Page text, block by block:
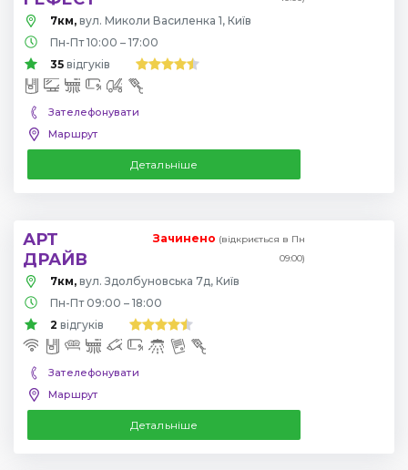
7км, вул. Миколи Василенка 1, Київ
Пн-Пт 10:00 – 17:00
35 відгуків
Зателефонувати
Маршрут
Детальніше
АРТ
ДРАЙВ
Зачинено (відкриється в Пн
09:00)
7км, вул. Здолбуновська 7д, Київ
Пн-Пт 09:00 – 18:00
2 відгуків
Зателефонувати
Маршрут
Детальніше